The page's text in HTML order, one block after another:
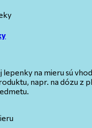
lepenky na mieru sú
napr. na dózu z